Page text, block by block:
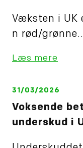
Væksten i UK
n rød/
Læs mere
31/03/2026
Voksende
underskud i